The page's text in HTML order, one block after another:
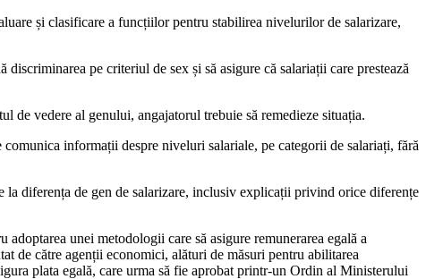
și clasificare a funcțiilor pentru stabilirea nivelurilor de sala­rizare,
pe criteriul de sex și să asigure că salariații care prestează
de vedere al genului, angajatorul trebuie să remedieze situația.
informații despre niveluri salariale, pe cate­gorii de salariați, fără
diferența de gen de salarizare, inclusiv explicații privind orice diferențe
unei me­todologii care să asigure remune­rarea egală a
de către agenții economici, alături de măsuri pentru abilitarea
plata egală, care urma să fie aprobat printr-un Ordin al Ministerului